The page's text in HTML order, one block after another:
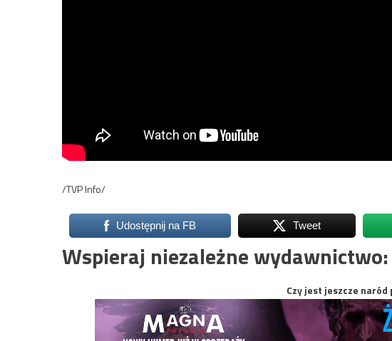
/TVP Info/
Udostępnij na FB Tweet
Wspieraj niezależne wydawnictwo:
Czy jest jeszcze naród